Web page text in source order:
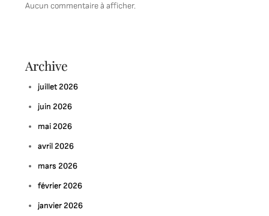
Aucun commentaire à afficher.
Archive
juillet 2026
juin 2026
mai 2026
avril 2026
mars 2026
février 2026
janvier 2026